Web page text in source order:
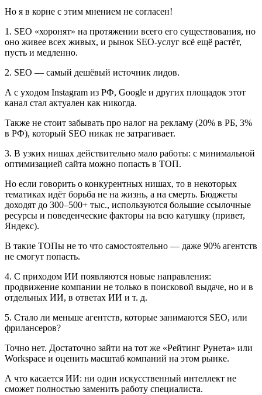
Но я в корне с этим мнением не согласен!
1. SEO «хоронят» на протяжении всего его существования, но
оно живее всех живых, и рынок SEO-услуг всё ещё растёт,
пусть и медленно.
2. SEO — самый дешёвый источник лидов.
А с уходом Instagram из РФ, Google и других площадок этот
канал стал актуален как никогда.
Также не стоит забывать про налог на рекламу (20% в РБ, 3%
в РФ), который SEO никак не затрагивает.
3. В узких нишах действительно мало работы: с минимальной
оптимизацией сайта можно попасть в ТОП.
Но если говорить о конкурентных нишах, то в некоторых
тематиках идёт борьба не на жизнь, а на смерть. Бюджеты
доходят до 300–500+ тыс., используются большие ссылочные
ресурсы и поведенческие факторы на всю катушку (привет,
Яндекс).
В такие ТОПы не то что самостоятельно — даже 90% агентств
не смогут попасть.
4. С приходом ИИ появляются новые направления:
продвижение компании не только в поисковой выдаче, но и в
отдельных ИИ, в ответах ИИ и т. д.
5. Стало ли меньше агентств, которые занимаются SEO, или
фрилансеров?
Точно нет. Достаточно зайти на тот же «Рейтинг Рунета» или
Workspace и оценить масштаб компаний на этом рынке.
А что касается ИИ: ни один искусственный интеллект не
сможет полностью заменить работу специалиста.